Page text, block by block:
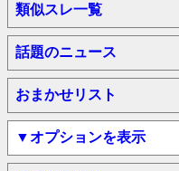
類似スレ一覧
話題のニュース
おまかせリスト
▼オプションを表示